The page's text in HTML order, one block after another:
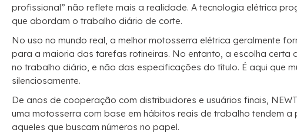
profissional” não reflete mais a realidade. A tecnologia elétrica
que abordam o trabalho diário de corte.
No uso no mundo real, a melhor motosserra elétrica geralmente
para a maioria das tarefas rotineiras. No entanto, a escolha
no trabalho diário, e não das especificações do título. É aqui que
silenciosamente.
De anos de cooperação com distribuidores e usuários finais,
uma motosserra com base em hábitos reais de trabalho tendem
aqueles que buscam números no papel.